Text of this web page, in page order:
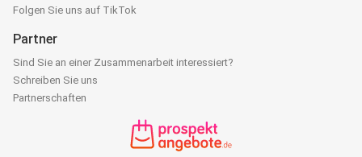
Folgen Sie uns auf TikTok
Partner
Sind Sie an einer Zusammenarbeit interessiert?
Schreiben Sie uns
Partnerschaften